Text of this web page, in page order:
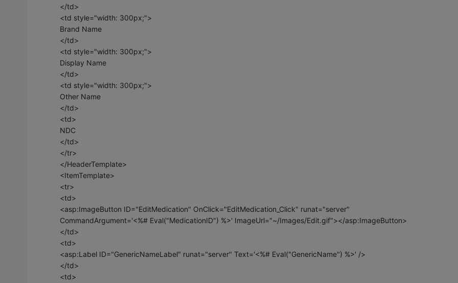
</td>
<td style="width: 300px;">
Brand Name
</td>
<td style="width: 300px;">
Display Name
</td>
<td style="width: 300px;">
Other Name
</td>
<td>
NDC
</td>
</tr>
</HeaderTemplate>
<ItemTemplate>
<tr>
<td>
<asp:ImageButton ID="EditMedication" OnClick="EditMedication_Click" runat="server"
CommandArgument='<%# Eval("MedicationID") %>' ImageUrl="~/Images/Edit.gif"></asp:ImageButton>
</td>
<td>
<asp:Label ID="GenericNameLabel" runat="server" Text='<%# Eval("GenericName") %>' />
</td>
<td>